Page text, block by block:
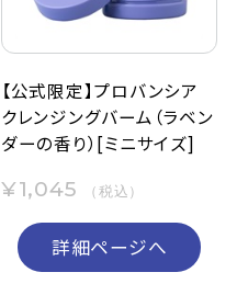
【公式限定】プロバンシア
クレンジングバーム（ラベン
ダーの香り）[ミニサイズ]
¥1,045 （税込）
詳細ページへ